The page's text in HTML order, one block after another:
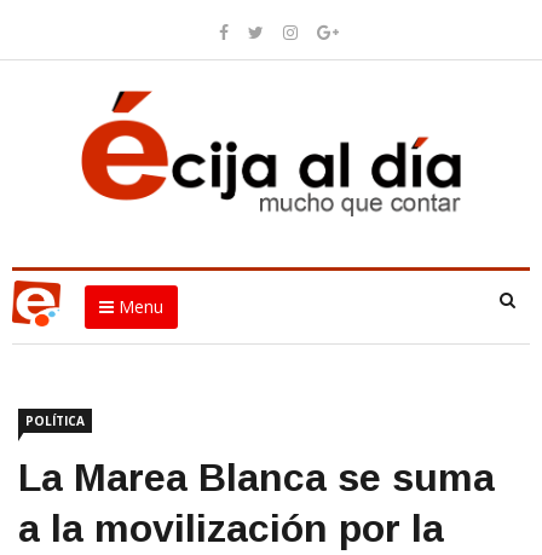
Menu
POLÍTICA
La Marea Blanca se suma
a la movilización por la